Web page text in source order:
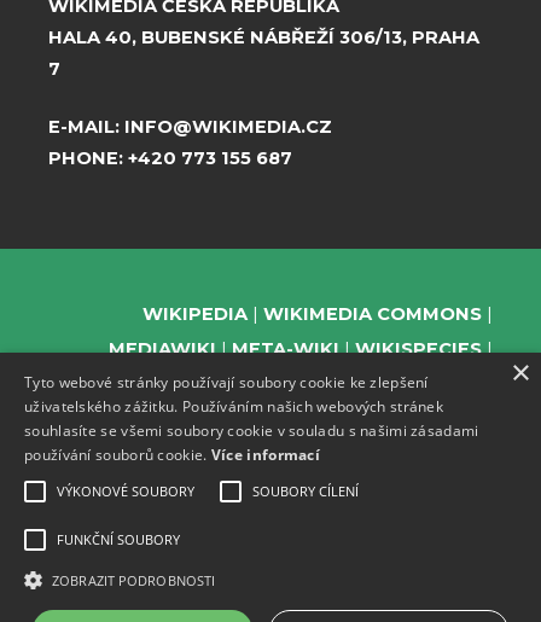
WIKIMEDIA ČESKÁ REPUBLIKA
HALA 40, BUBENSKÉ NÁBŘEŽÍ 306/13, PRAHA
7
E-MAIL: INFO@WIKIMEDIA.CZ
PHONE: +420 773 155 687
WIKIPEDIA
WIKIMEDIA COMMONS
MEDIAWIKI
META-WIKI
WIKISPECIES
WIKIBOOKS
WIKIDATA
WIKIMANIA
WIKISOURCE
WIKIVERSITY
×
Tyto webové stránky používají soubory cookie ke zlepšení
uživatelského zážitku. Používáním našich webových stránek
souhlasíte se všemi soubory cookie v souladu s našimi zásadami
používání souborů cookie. Více informací
VÝKONOVÉ SOUBORY SOUBORY CÍLENÍ
FUNKČNÍ SOUBORY
ZOBRAZIT PODROBNOSTI